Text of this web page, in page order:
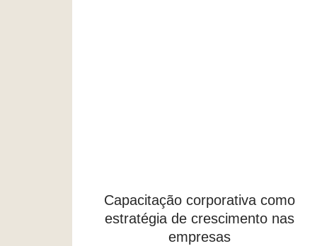
Capacitação corporativa como
estratégia de crescimento nas
empresas